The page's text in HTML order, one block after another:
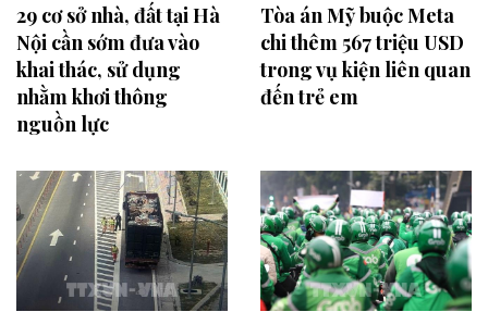
29 cơ sở nhà, đất tại Hà
Nội cần sớm đưa vào
khai thác, sử dụng
nhằm khơi thông
nguồn lực
Tòa án Mỹ buộc Meta
chi thêm 567 triệu USD
trong vụ kiện liên quan
đến trẻ em